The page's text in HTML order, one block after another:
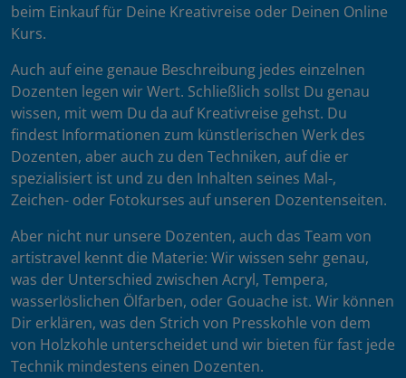
beim Einkauf für Deine Kreativreise oder Deinen Online
Kurs.
Auch auf eine genaue Beschreibung jedes einzelnen
Dozenten legen wir Wert. Schließlich sollst Du genau
wissen, mit wem Du da auf Kreativreise gehst. Du
findest Informationen zum künstlerischen Werk des
Dozenten, aber auch zu den Techniken, auf die er
spezialisiert ist und zu den Inhalten seines Mal-,
Zeichen- oder Fotokurses auf unseren Dozentenseiten.
Aber nicht nur unsere Dozenten, auch das Team von
artistravel kennt die Materie: Wir wissen sehr genau,
was der Unterschied zwischen Acryl, Tempera,
wasserlöslichen Ölfarben, oder Gouache ist. Wir können
Dir erklären, was den Strich von Presskohle von dem
von Holzkohle unterscheidet und wir bieten für fast jede
Technik mindestens einen Dozenten.